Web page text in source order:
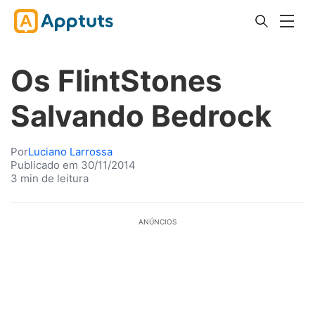
Os FlintStones
Salvando Bedrock
PorLuciano Larrossa
Publicado em 30/11/2014
3 min de leitura
ANÚNCIOS